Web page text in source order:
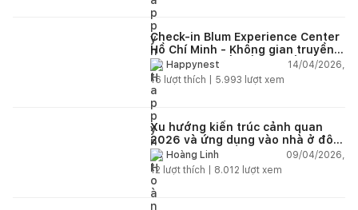
Check-in Blum Experience Center
Hồ Chí Minh - Không gian truyền
cảm hứng thiết kế nội thất
Happynest
14/04/2026,
16 lượt thích | 5.993 lượt xem
Xu hướng kiến trúc cảnh quan
2026 và ứng dụng vào nhà ở đô
thị hiện đại
Hoàng Linh
09/04/2026,
12 lượt thích | 8.012 lượt xem